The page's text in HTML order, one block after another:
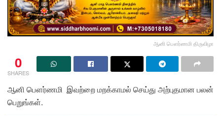
ஆனி பௌர்ணமி திருவிழா
0
SHARES
ஆனி பௌர்ணமி இவற்றை மறக்காமல் செய்து அற்புதமான பலன்
பெறுங்கள்.